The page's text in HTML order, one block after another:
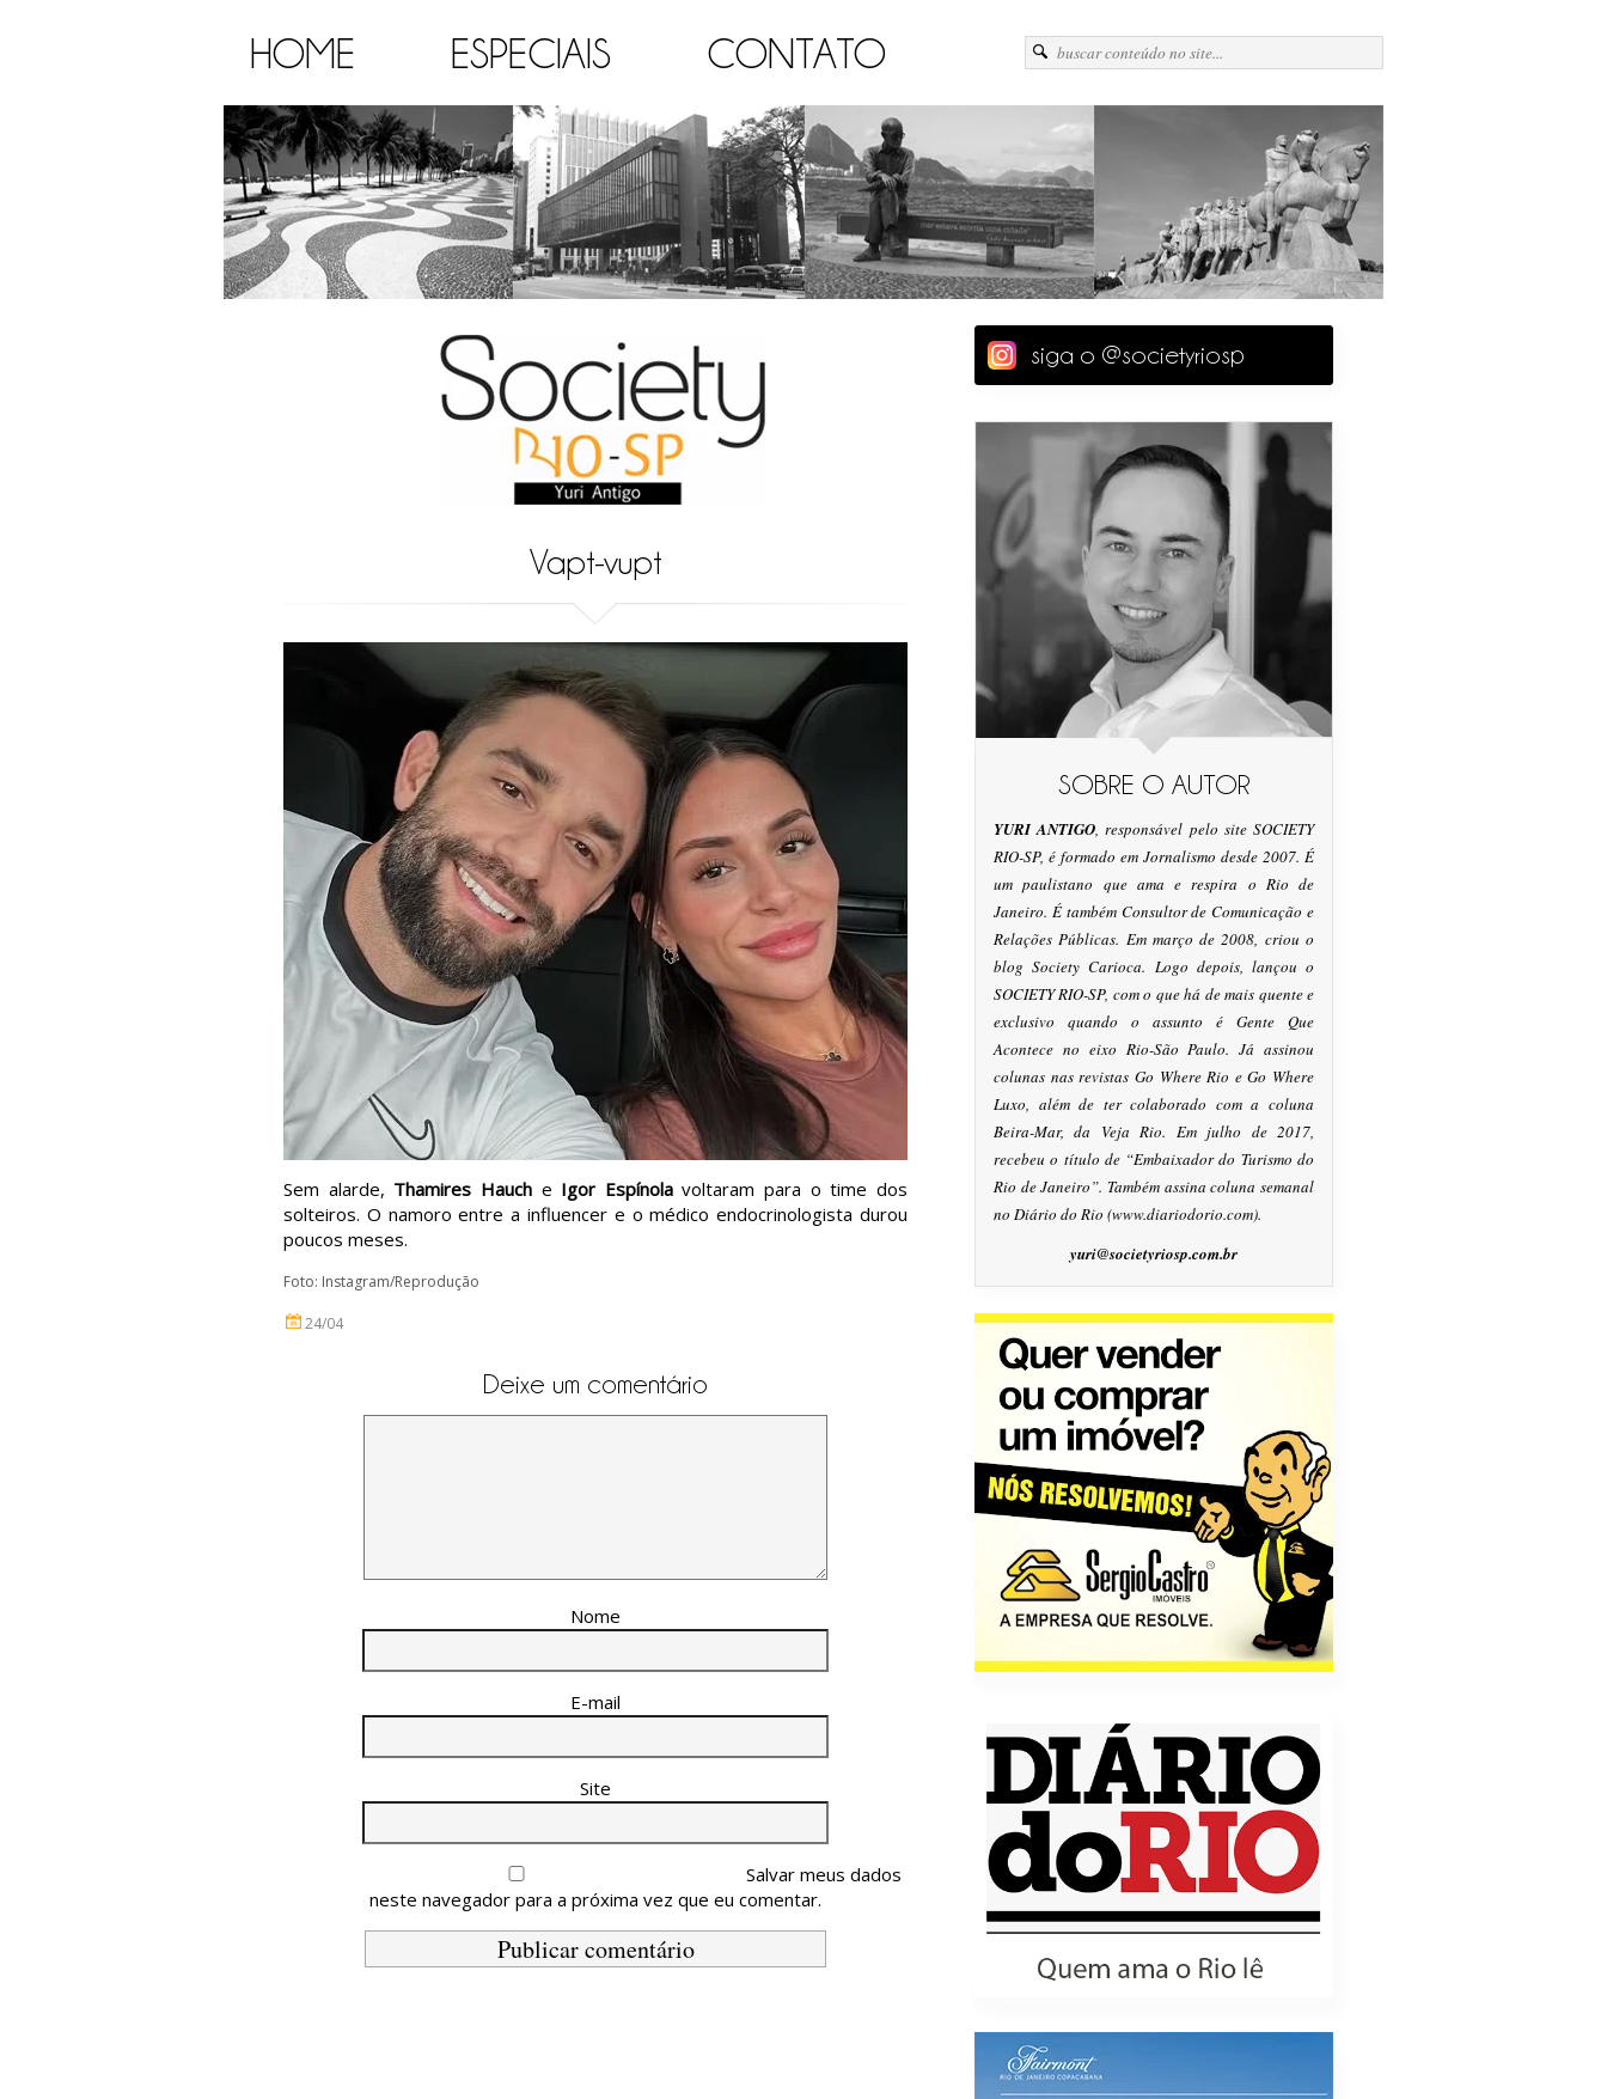
HOME ESPECIAIS CONTATO
Vapt-vupt
Sem alarde, Thamires Hauche Igor Espínolavoltaram para o time dos
solteiros. O namoro entre a influencer e o médico endocrinologista durou
poucos meses.
Foto: Instagram/Reprodução
24/04
Deixe um comentário
Nome
E-mail
Site
Salvar meus dados
neste navegador para a próxima vez que eu comentar.
siga o @societyriosp
SOBRE O AUTOR
YURI ANTIGO, responsável pelo site SOCIETY
RIO-SP, é formado em Jornalismo desde 2007. É
um paulistano que ama e respira o Rio de
Janeiro. É também Consultor de Comunicação e
Relações Públicas. Em março de 2008, criou o
blog Society Carioca. Logo depois, lançou o
SOCIETY RIO-SP, com o que há de mais quente e
exclusivo quando o assunto é Gente Que
Acontece no eixo Rio-São Paulo. Já assinou
colunas nas revistas Go Where Rio e Go Where
Luxo, além de ter colaborado com a coluna
Beira-Mar, da Veja Rio. Em julho de 2017,
recebeu o título de “Embaixador do Turismo do
Rio de Janeiro”. Também assina coluna semanal
no Diário do Rio (www.diariodorio.com).
yuri@societyriosp.com.br